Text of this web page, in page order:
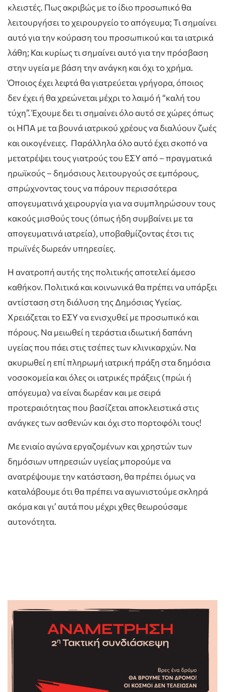
κλειστές. Πως ακριβώς με το ίδιο προσωπικό θα
λειτουργήσει το χειρουργείο το απόγευμα; Τι σημαίνει
αυτό για την κούραση του προσωπικού και τα ιατρικά
λάθη; Και κυρίως τι σημαίνει αυτό για την πρόσβαση
στην υγεία με βάση την ανάγκη και όχι το χρήμα.
Όποιος έχει λεφτά θα γιατρεύεται γρήγορα, όποιος
δεν έχει ή θα χρεώνεται μέχρι το λαιμό ή “καλή του
τύχη”. Έχουμε δει τι σημαίνει όλο αυτό σε χώρες όπως
οι ΗΠΑ με τα βουνά ιατρικού χρέους να διαλύουν ζωές
και οικογένειες. Παράλληλα όλο αυτό έχει σκοπό να
μετατρέψει τους γιατρούς του ΕΣΥ από – πραγματικά
ηρωϊκούς – δημόσιους λειτουργούς σε εμπόρους,
σπρώχνοντας τους να πάρουν περισσότερα
απογευματινά χειρουργία για να συμπληρώσουν τους
κακούς μισθούς τους (όπως ήδη συμβαίνει με τα
απογευματινά ιατρεία), υποβαθμίζοντας έτσι τις
πρωϊνές δωρεάν υπηρεσίες.
Η ανατροπή αυτής της πολιτικής αποτελεί άμεσο
καθήκον. Πολιτικά και κοινωνικά θα πρέπει να υπάρξει
αντίσταση στη διάλυση της Δημόσιας Υγείας.
Χρειάζεται το ΕΣΥ να ενισχυθεί με προσωπικό και
πόρους. Να μειωθεί η τεράστια ιδιωτική δαπάνη
υγείας που πάει στις τσέπες των κλινικαρχών. Να
ακυρωθεί η επί πληρωμή ιατρική πράξη στα δημόσια
νοσοκομεία και όλες οι ιατρικές πράξεις (πρώι ή
απόγευμα) να είναι δωρέαν και με σειρά
προτεραιότητας που βασίζεται αποκλειστικά στις
ανάγκες των ασθενών και όχι στο πορτοφόλι τους!
Με ενιαίο αγώνα εργαζομένων και χρηστών των
δημόσιων υπηρεσιών υγείας μπορούμε να
ανατρέψουμε την κατάσταση, θα πρέπει όμως να
καταλάβουμε ότι θα πρέπει να αγωνιστούμε σκληρά
ακόμα και γι’ αυτά που μέχρι χθες θεωρούσαμε
αυτονότητα.